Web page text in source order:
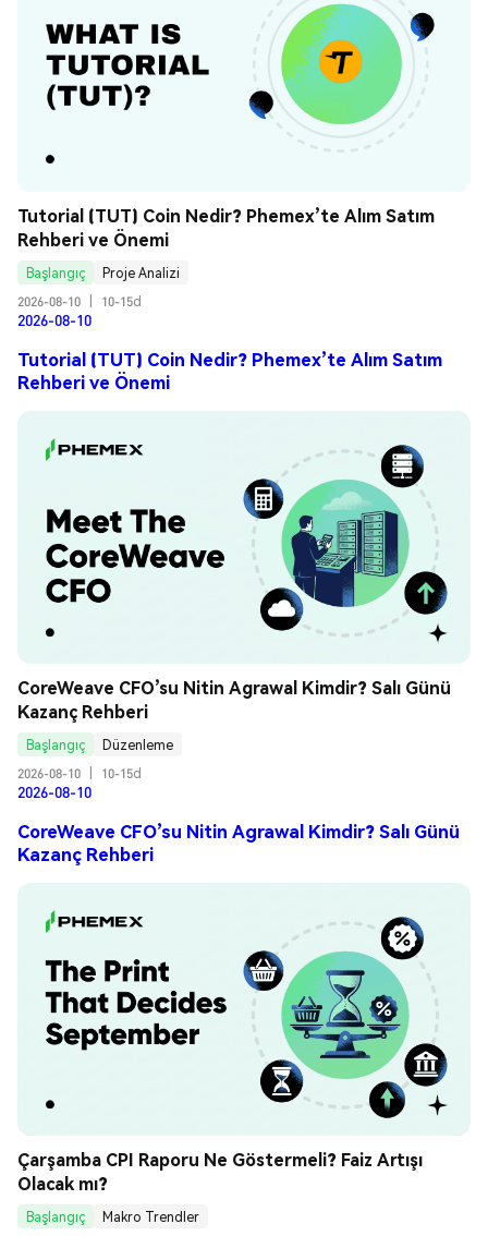
Tutorial (TUT) Coin Nedir? Phemex’te Alım Satım
Rehberi ve Önemi
Başlangıç
Proje Analizi
2026-08-10
10-15d
2026-08-10
Tutorial (TUT) Coin Nedir? Phemex’te Alım Satım
Rehberi ve Önemi
CoreWeave CFO’su Nitin Agrawal Kimdir? Salı Günü
Kazanç Rehberi
Başlangıç
Düzenleme
2026-08-10
10-15d
2026-08-10
CoreWeave CFO’su Nitin Agrawal Kimdir? Salı Günü
Kazanç Rehberi
Çarşamba CPI Raporu Ne Göstermeli? Faiz Artışı
Olacak mı?
Başlangıç
Makro Trendler